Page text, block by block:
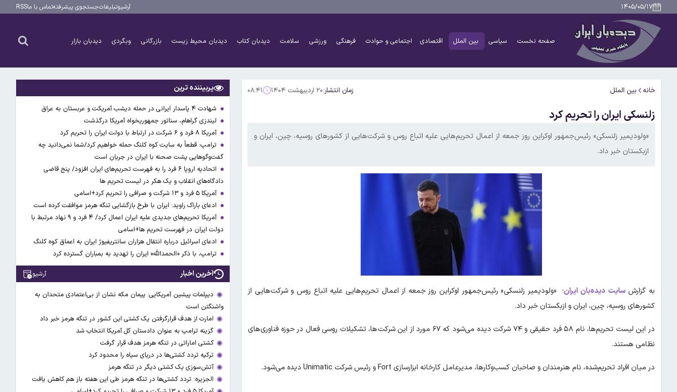
۱۴۰۵/۰۵/۱۷ آرشیوتبلیغاتجستجوی پیشرفتهتماس با ماRSS
صفحه نخست سیاسی بین الملل اقتصادی اجتماعی و حوادث فرهنگی ورزشی سلامت دیدبان کتاب دیدبان محیط زیست بازرگانی وبگردی دیدبان بازار
خانه بین الملل زمان انتشار:۲۰ اردیبهشت ۱۴۰۴ ۰۸:۴۱
زلنسکی ایران را تحریم کرد
«ولودیمیر زلنسکی» رئیس‌جمهور اوکراین روز جمعه از اعمال تحریم‌هایی علیه اتباع روس و شرکت‌هایی از کشورهای روسیه، چین، ایران و
ازبکستان خبر داد.
به گزارشسایت دیده‌بان ایران؛ «ولودیمیر زلنسکی» رئیس‌جمهور اوکراین روز جمعه از اعمال تحریم‌هایی علیه اتباع روس و شرکت‌هایی از
کشورهای روسیه، چین، ایران و ازبکستان خبر داد.
در این لیست تحریم‌ها، نام ۵۸ فرد حقیقی و ۷۴ شرکت دیده می‌شود که ۶۷ مورد از این شرکت‌ها، تشکیلات روسی فعال در حوزه فناوری‌های
نظامی هستند.
در میان افراد تحریم‌شده، نام هنرمندان و صاحبان کسب‌وکارها، مدیرعامل کارخانه ابزارسازی Fort و رئیس شرکت Unimatic دیده می‌شود.
پربیننده ترین
شهادت ۴ پاسدار ایرانی در حمله دیشب آمریکت و عربستان به عراق
لیندزی گراهام، سناتور جمهوریخواه آمریکا درگذشت
آمریکا ۸ فرد و ۶ شرکت در ارتباط با دولت ایران را تحریم کرد
ترامپ: قطعاً به سایت کوه کلنگ حمله خواهیم کرد/شما نمی‌دانید چه
گفت‌وگوهایی پشت صحنه با ایران در جریان است
اتحادیه اروپا ۶ فرد را به فهرست تحریم‌های ایران افزود/ پنج قاضی
دادگاه‌های انقلاب و یک هکر در لیست تحریم ها
آمریکا ۵ فرد و ۱۳ شرکت و صرافی را تحریم کرد+اسامی
ادعای باراک راوید: ایران با طرح بازگشایی تنگه هرمز موافقت کرده است
آمریکا تحریم‌های جدیدی علیه ایران اعمال کرد/ ۴ فرد و ۹ نهاد مرتبط با
دولت ایران در فهرست تحریم ها+اسامی
ادعای اسرائیل درباره انتقال هزاران سانتریفیوژ ایران به اعماق کوه کلنگ
ترامپ، با ذکر «الحمدالله» ایران را تهدید به بمباران گسترده کرد
آخرین اخبار آرشیو
دیپلمات پیشین آمریکایی: پیمان مکه نشان از بی‌اعتمادی متحدان به
واشنگتن است
امارت از هدف قرارگرفتن یک کشتی این کشور در تنگه هرمز خبر داد
گزینه ترامپ به عنوان دادستان کل آمریکا انتخاب شد
کشتی اماراتی در تنگه هرمز هدف قرار گرفت
ترکیه تردد کشتی‌ها در دریای سیاه را محدود کرد
آتش‌سوزی یک کشتی دیگر در تنگه هرمز
الجزیره: تردد کشتی‌ها در تنگه هرمز طی این هفته باز هم کاهش یافت